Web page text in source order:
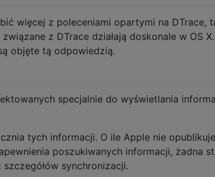
więcej z poleceniami opartymi na DTrace,
z DTrace działają doskonale w OS
objęte tą odpowiedzią.
specjalnie do wyświetlania
tych informacji. O ile Apple nie opublikuje
poszukiwanych informacji, żadna
synchronizacji.